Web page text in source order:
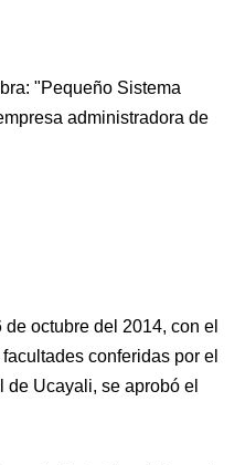
"Pequeño Sistema
administradora de
octubre del 2014, con el
conferidas por el
de Ucayali, se aprobó el